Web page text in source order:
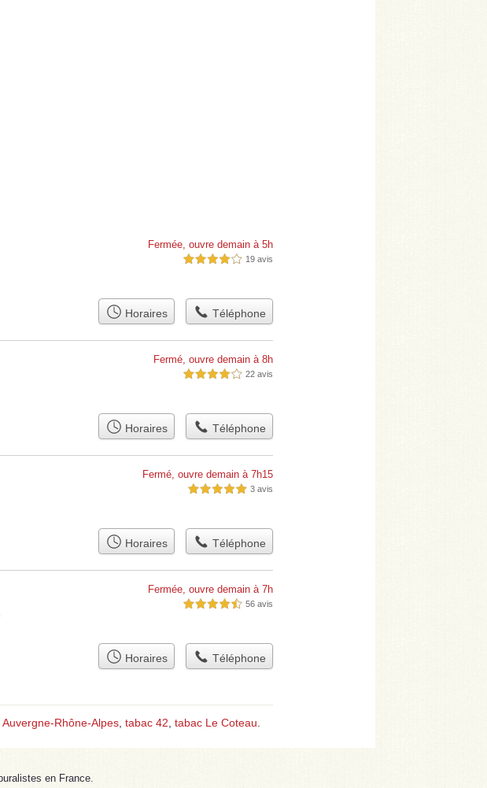
Fermée, ouvre demain à 5h
4,0 étoiles sur 5 19 avis
Horaires Téléphone
Fermé, ouvre demain à 8h
4,0 étoiles sur 5 22 avis
Horaires Téléphone
Fermé, ouvre demain à 7h15
5,0 étoiles sur 5 3 avis
Horaires Téléphone
Fermée, ouvre demain à 7h
4,5 étoiles sur 5 56 avis
Horaires Téléphone
Auvergne-Rhône-Alpes tabac 42 tabac Le Coteau
en France.